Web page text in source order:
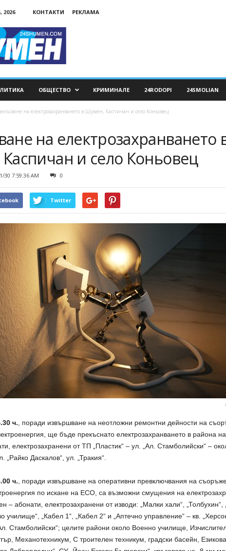
КОНТАКТИ РЕКЛАМА
ОБЩЕСТВО КРИМИНАЛЕ 24RODOPI 24SMOLIAN
на електрозахранването в Шумен, Каспичан и село Коньовец
на електрозахранването
и село Коньовец
30 7:59:36 AM 0
Twitter
ч. , поради извършване на неотложни ремонтни дейности на
ще бъде прекъснато електрозахранването в района на
електрозахранени от ТП „Пластик“ – ул. „Ал. Стамболийски“ –
„Райко Даскалов“, ул. „Тракия“.
ч. , поради извършване на оперативни превключвания на
по искане на ECO, са възможни смущения на
– абонати, електрозахранени от изводи: „Малки хали“, „Толбухин“,
училище“, „Кабел 1“, „Кабел 2“ и „Аптечно управление“ – кв.
Стамболийски“; целите райони около Военно училище,
Механотехникум, С троителен техникум, градски басейн, Езикова